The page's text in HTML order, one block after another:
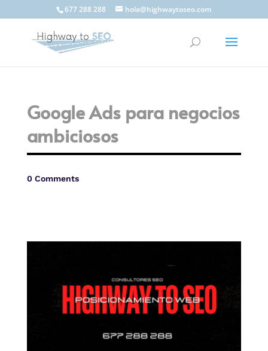
677 288 288 hola@highwaytoseo.com
Google Ads para negocios
ambiciosos
0 Comments